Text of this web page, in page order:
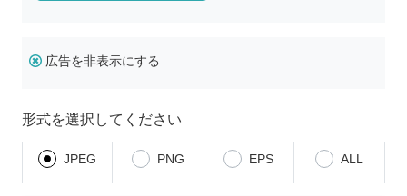
広告を非表示にする
形式を選択してください
JPEG PNG EPS ALL